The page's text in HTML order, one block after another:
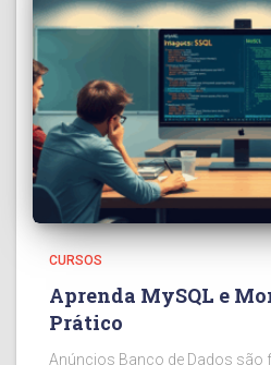
CURSOS
Aprenda MySQL e
Prático
Anúncios Banco de Dados são